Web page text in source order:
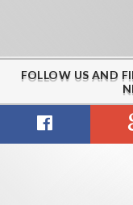
FOLLOW US AND